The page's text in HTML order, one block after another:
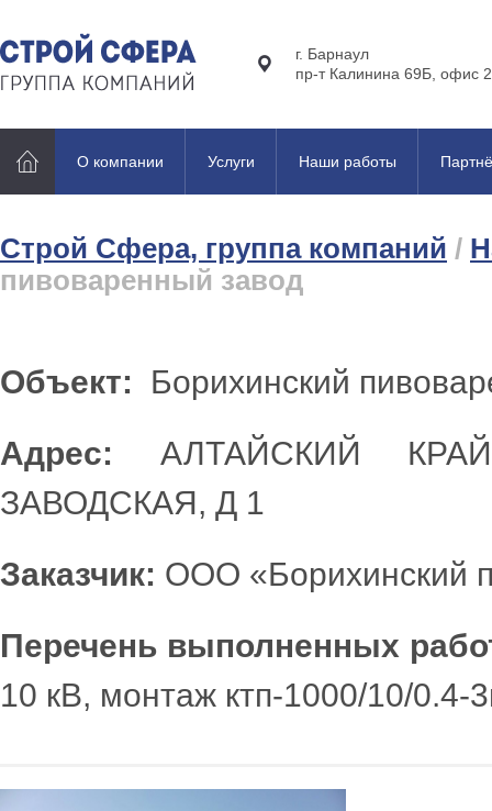
г. Барнаул
пр-т Калинина 69Б, офис 2
О компании Услуги Наши работы
Строй Сфера, группа компаний /
пивоваренный завод
Объект:
Борихинский
Адрес: АЛТАЙСКИЙ
ЗАВОДСКАЯ, Д 1
Заказчик: ООО «Борихинский
Перечень выполненных
10 кВ, монтаж ктп-1000/10/